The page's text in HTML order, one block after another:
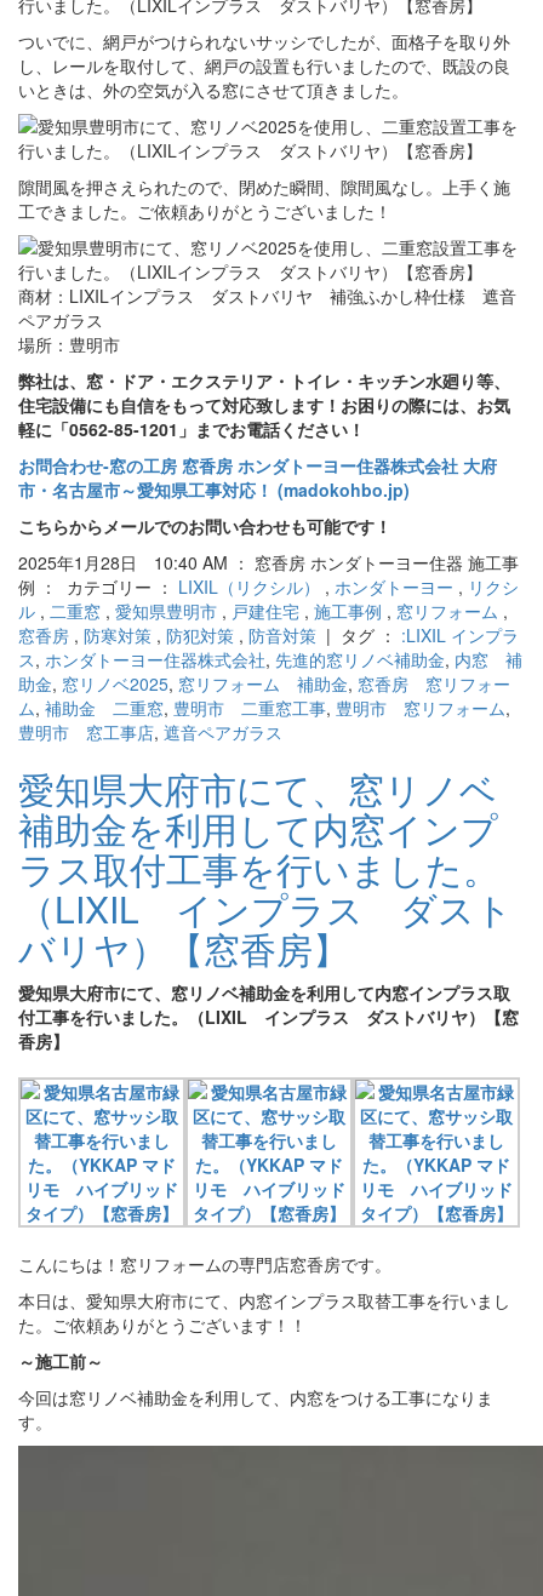
ついでに、網戸がつけられないサッシでしたが、面格子を取り外
し、レールを取付して、網戸の設置も行いましたので、既設の良
いときは、外の空気が入る窓にさせて頂きました。
隙間風を押さえられたので、閉めた瞬間、隙間風なし。上手く施
工できました。ご依頼ありがとうございました！
商材：LIXILインプラス ダストバリヤ 補強ふかし枠仕様 遮音
ペアガラス
場所：豊明市
弊社は、窓・ドア・エクステリア・トイレ・キッチン水廻り等、
住宅設備にも自信をもって対応致します！お困りの際には、お気
軽に「0562-85-1201」までお電話ください！
お問合わせ‐窓の工房 窓香房 ホンダトーヨー住器株式会社 大府
市・名古屋市～愛知県工事対応！ (madokohbo.jp)
こちらからメールでのお問い合わせも可能です！
2025年1月28日 10:40 AM ： 窓香房 ホンダトーヨー住器 施工事
例 ： カテゴリー ： LIXIL（リクシル） , ホンダトーヨー , リクシ
ル , 二重窓 , 愛知県豊明市 , 戸建住宅 , 施工事例 , 窓リフォーム ,
窓香房 , 防寒対策 , 防犯対策 , 防音対策 | タグ ： :LIXIL インプラ
ス, ホンダトーヨー住器株式会社, 先進的窓リノベ補助金, 内窓 補
助金, 窓リノベ2025, 窓リフォーム 補助金, 窓香房 窓リフォー
ム, 補助金 二重窓, 豊明市 二重窓工事, 豊明市 窓リフォーム,
豊明市 窓工事店, 遮音ペアガラス
愛知県大府市にて、窓リノベ
補助金を利用して内窓インプ
ラス取付工事を行いました。
（LIXIL インプラス ダスト
バリヤ）【窓香房】
愛知県大府市にて、窓リノベ補助金を利用して内窓インプラス取
付工事を行いました。（LIXIL インプラス ダストバリヤ）【窓
香房】
こんにちは！窓リフォームの専門店窓香房です。
本日は、愛知県大府市にて、内窓インプラス取替工事を行いまし
た。ご依頼ありがとうございます！！
～施工前～
今回は窓リノベ補助金を利用して、内窓をつける工事になりま
す。